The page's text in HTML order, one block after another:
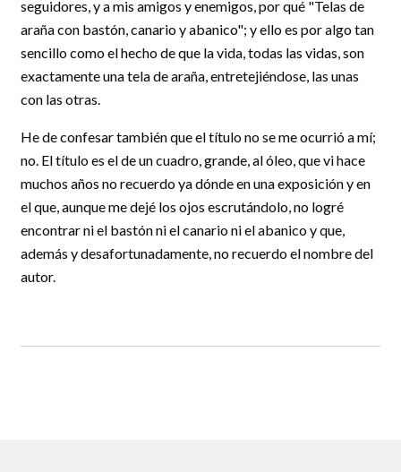
seguidores, y a mis amigos y enemigos, por qué "Telas de
araña con bastón, canario y abanico"; y ello es por algo tan
sencillo como el hecho de que la vida, todas las vidas, son
exactamente una tela de araña, entretejiéndose, las unas
con las otras.
He de confesar también que el título no se me ocurrió a mí;
no. El título es el de un cuadro, grande, al óleo, que vi hace
muchos años no recuerdo ya dónde en una exposición y en
el que, aunque me dejé los ojos escrutándolo, no logré
encontrar ni el bastón ni el canario ni el abanico y que,
además y desafortunadamente, no recuerdo el nombre del
autor.